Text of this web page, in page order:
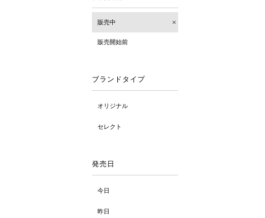
販売中
販売開始前
ブランドタイプ
オリジナル
セレクト
発売日
今日
昨日